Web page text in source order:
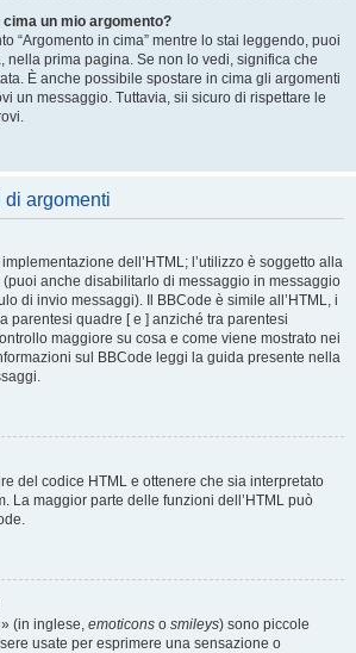
un mio argomento?
“Argomento in cima” mentre lo stai leggendo, puoi
nella prima pagina. Se non lo vedi, significa che
È anche possibile spostare in cima gli argomenti
un messaggio. Tuttavia, sii sicuro di rispettare le
di argomenti
dell’HTML; l’utilizzo è soggetto alla
(puoi anche disabilitarlo di messaggio in messaggio
di invio messaggi). Il BBCode è simile all’HTML, i
parentesi quadre [ e ] anziché tra parentesi
maggiore su cosa e come viene mostrato nei
sul BBCode leggi la guida presente nella
del codice HTML e ottenere che sia interpretato
La maggior parte delle funzioni dell’HTML può
(in inglese, emoticons o smileys) sono piccole
usate per esprimere una sensazione o